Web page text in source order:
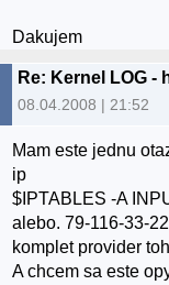
Dakujem
Re: Kernel LOG -
08.04.2008 | 21:52
Mam este jednu
ip
$IPTABLES -A
alebo. 79-116-33-
komplet provider
A chcem sa este